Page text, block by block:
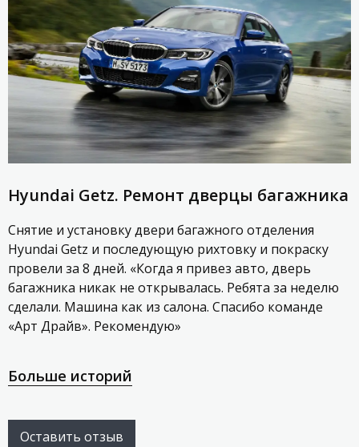
Hyundai Getz. Ремонт дверцы багажника
Снятие и установку двери багажного отделения
Hyundai Getz и последующую рихтовку и покраску
провели за 8 дней. «Когда я привез авто, дверь
багажника никак не открывалась. Ребята за неделю
сделали. Машина как из салона. Спасибо команде
«Арт Драйв». Рекомендую»
Больше историй
Оставить отзыв